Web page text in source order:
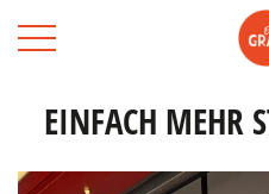
EINFACH MEHR